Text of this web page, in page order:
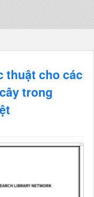
thuật cho các
trong